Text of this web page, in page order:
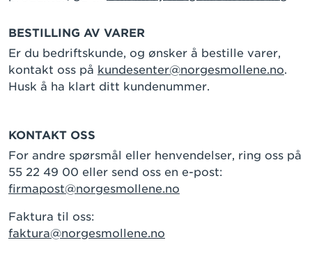
BESTILLING AV VARER
Er du bedriftskunde, og ønsker å bestille varer,
kontakt oss på kundesenter@norgesmollene.no.
Husk å ha klart ditt kundenummer.
KONTAKT OSS
For andre spørsmål eller henvendelser, ring oss på
55 22 49 00 eller send oss en e-post:
firmapost@norgesmollene.no
Faktura til oss:
faktura@norgesmollene.no